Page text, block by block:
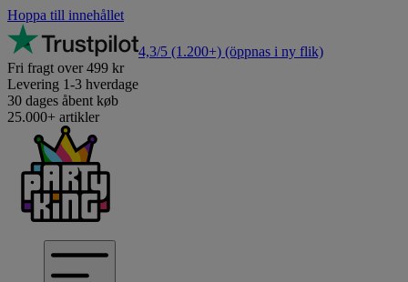
Hoppa till innehållet
4,3/5 (1.200+) (öppnas i ny flik)
Fri fragt over 499 kr
Levering 1-3 hverdage
30 dages åbent køb
25.000+ artikler